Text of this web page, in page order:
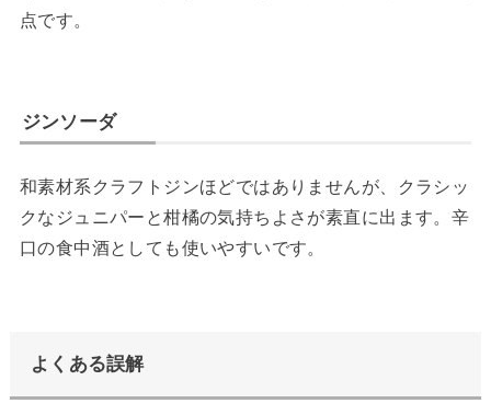
点です。
ジンソーダ
和素材系クラフトジンほどではありませんが、クラシッ
クなジュニパーと柑橘の気持ちよさが素直に出ます。辛
口の食中酒としても使いやすいです。
よくある誤解